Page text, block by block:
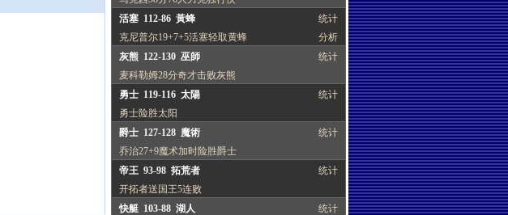
活塞 112-86 黃蜂
统计
克尼普尔19+7+5活塞轻取黄蜂
分析
灰熊 122-130 巫師
统计
麦科勒姆28分奇才击败灰熊
勇士 119-116 太陽
统计
勇士险胜太阳
爵士 127-128 魔術
统计
乔治27+9魔术加时险胜爵士
帝王 93-98 拓荒者
统计
开拓者送国王5连败
快艇 103-88 湖人
统计